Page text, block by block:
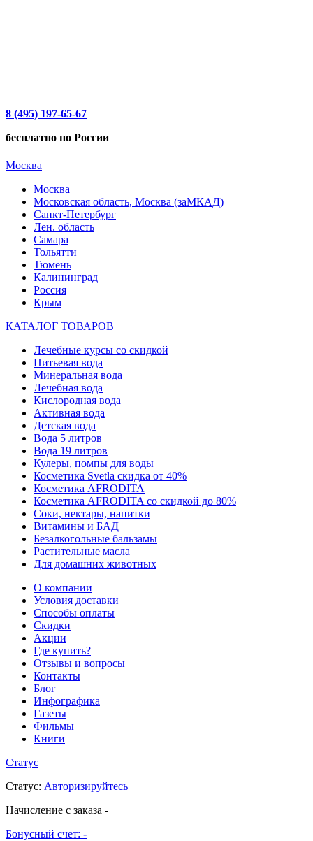
8 (495) 197-65-67
бесплатно по России
Москва
Москва
Московская область, Москва (заМКАД)
Санкт-Петербург
Лен. область
Самара
Тольятти
Тюмень
Калининград
Россия
Крым
КАТАЛОГ ТОВАРОВ
Лечебные курсы со скидкой
Питьевая вода
Минеральная вода
Лечебная вода
Кислородная вода
Активная вода
Детская вода
Вода 5 литров
Вода 19 литров
Кулеры, помпы для воды
Косметика Svetla скидка от 40%
Косметика AFRODITA
Косметика AFRODITA со скидкой до 80%
Соки, нектары, напитки
Витамины и БАД
Безалкогольные бальзамы
Растительные масла
Для домашних животных
О компании
Условия доставки
Способы оплаты
Скидки
Акции
Где купить?
Отзывы и вопросы
Контакты
Блог
Инфографика
Газеты
Фильмы
Книги
Статус
Статус: Авторизируйтесь
Начисление с заказа -
Бонусный счет: -